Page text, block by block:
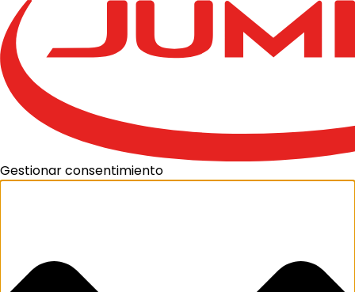
Gestionar consentimiento